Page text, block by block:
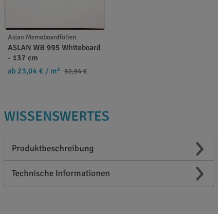
Aslan Memoboardfolien
ASLAN WB 995 Whiteboard
- 137 cm
ab 23,04 € / m² 32,94 €
WISSENSWERTES
Produktbeschreibung
Technische Informationen